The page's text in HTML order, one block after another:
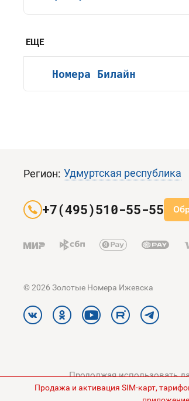
ЕЩЕ
Номера Билайн
Регион: Удмуртская республика
+7(495)510-55-55
© 2026 Золотые Номера Ижевска
Продолжая использовать
Продажа и активация SIM-карт,